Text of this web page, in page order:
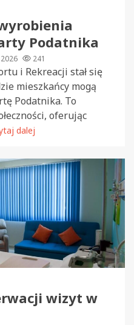
Podatnika
241
i Rekreacji stał się
mieszkańcy mogą
Podatnika. To
oferując
dalej
wizyt w